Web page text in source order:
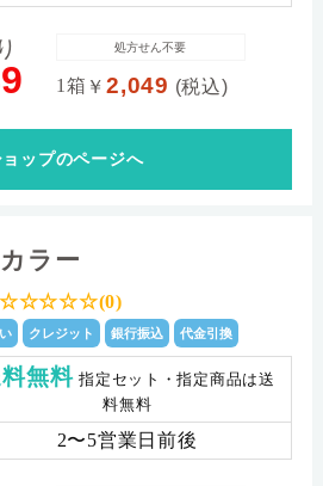
1箱 ￥2,049 (税込)
処方せん不要
ョップのページへ
ラー
☆☆☆☆☆(0)
クレジット 銀行振込 代金引換
無料 指定セット・指定商品は送
料無料
2〜5営業日前後